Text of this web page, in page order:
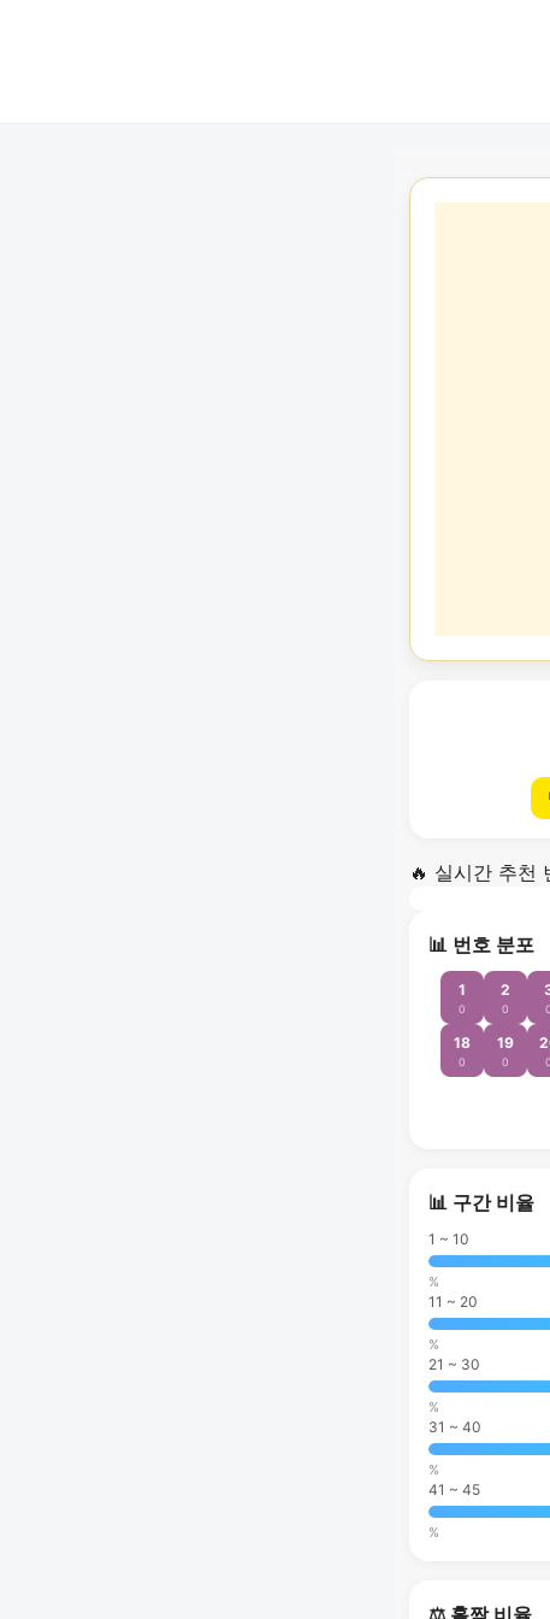
🔥 실시간 추천
📊 번호 분포
1
0
2
0 0
18
0
19
0 0
📊 구간 비율
1 ~ 10
%
11 ~ 20
%
21 ~ 30
%
31 ~ 40
%
41 ~ 45
%
⚖️ 홀짝 비율